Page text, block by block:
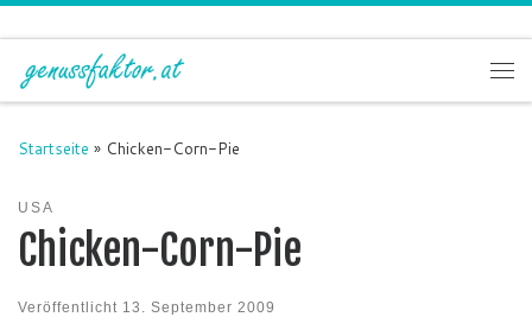
Zum Inhalt springen
Startseite » Chicken-Corn-Pie
USA
Chicken-Corn-Pie
Veröffentlicht 13. September 2009